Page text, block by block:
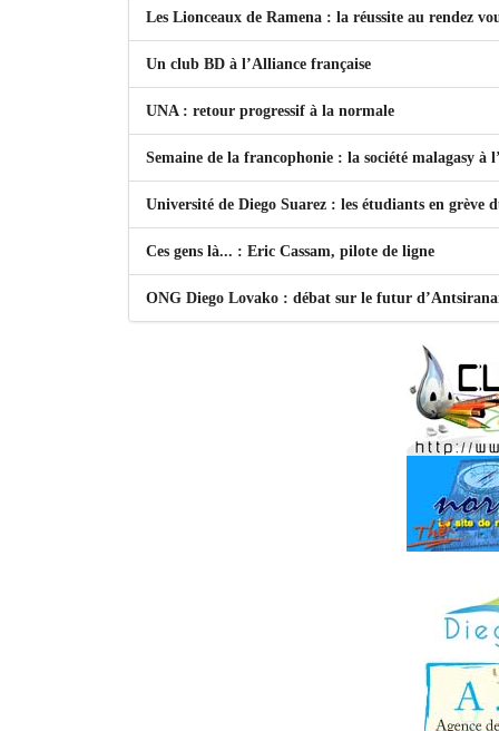
Les Lionceaux de Ramena : la réussite au rendez
Un club BD à l’Alliance française
UNA : retour progressif à la normale
Semaine de la francophonie : la société malagasy à
Université de Diego Suarez : les étudiants en grève
Ces gens là... : Eric Cassam, pilote de ligne
ONG Diego Lovako : débat sur le futur